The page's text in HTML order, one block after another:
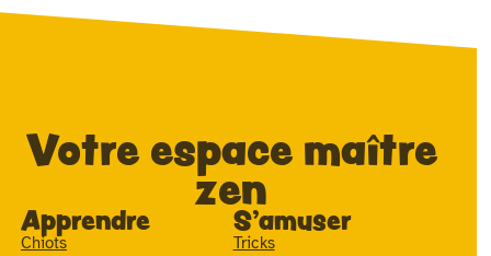
Votre espace maître
zen
Apprendre
Chiots
S'amuser
Tricks